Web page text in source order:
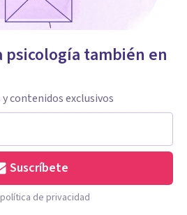
psicología también en
contenidos exclusivos
Suscríbete
de privacidad